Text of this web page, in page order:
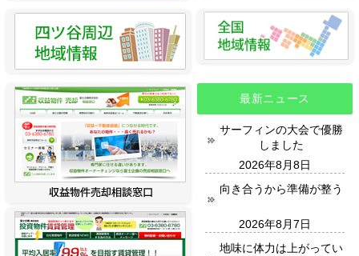
最新ニュース
サーフィンの大会で優勝
しました
2026年8月8日
向き合うから準備が整う
2026年8月7日
地味に体力は上がってい